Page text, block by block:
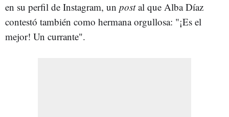
en su perfil de Instagram, un postal que Alba Díaz
contestó también como hermana orgullosa: "¡Es el
mejor! Un currante".